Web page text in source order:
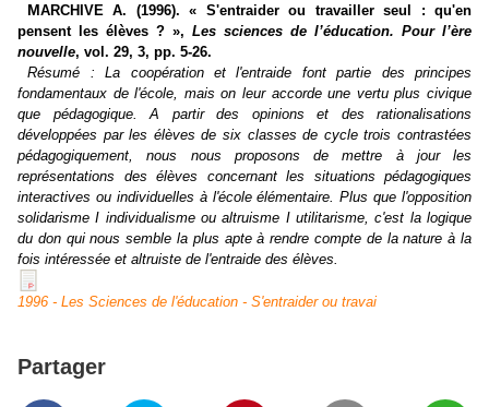
MARCHIVE A. (1996). « S'entraider ou travailler seul : qu'en
pensent les élèves ? », Les sciences de l’éducation. Pour l’ère
nouvelle, vol. 29, 3, pp. 5-26.
Résumé :
La coopération et l'entraide font partie des principes
fondamentaux de l'école, mais on leur accorde une vertu plus civique
que pédagogique. A partir des opinions et des rationalisations
développées par les élèves de six classes de cycle trois contrastées
pédagogiquement, nous nous proposons de mettre à jour les
représentations des élèves concernant les situations pédagogiques
interactives ou individuelles à l'école élémentaire. Plus que l'opposition
solidarisme I individualisme ou altruisme I utilitarisme, c'est la logique
du don qui nous semble la plus apte à rendre compte de la nature à la
fois intéressée et altruiste de l'entraide des élèves.
1996 - Les Sciences de l'éducation - S'entraider ou travai
Partager